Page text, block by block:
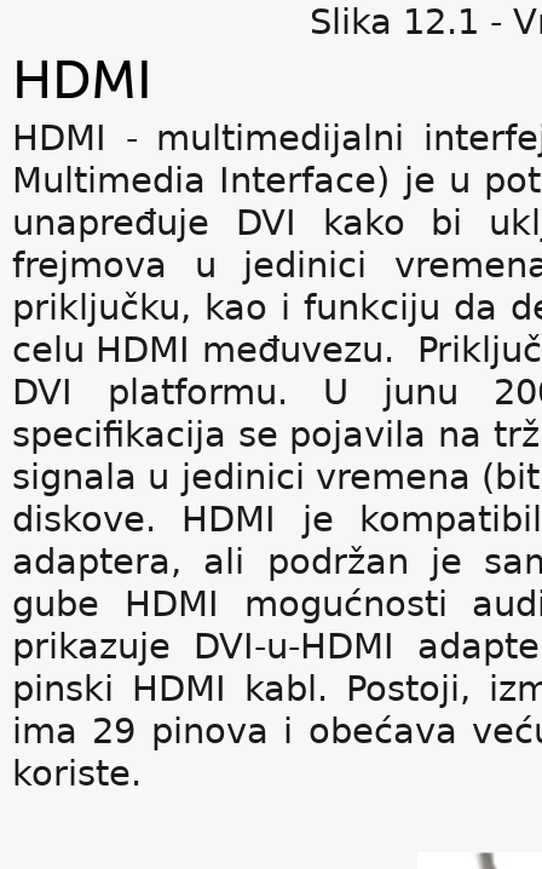
Slika 12.1 -
HDMI
HDMI - multimedijalni
Multimedia Interface) je u
unapređuje DVI kako bi
frejmova u jedinici
priključku, kao i funkciju da
celu HDMI međuvezu.
DVI platformu. U junu
specifikacija se pojavila na
signala u jedinici vremena
diskove. HDMI je
adaptera, ali podržan je
gube HDMI mogućnosti
prikazuje DVI-u-HDMI
pinski HDMI kabl. Postoji,
ima 29 pinova i obećava
koriste.